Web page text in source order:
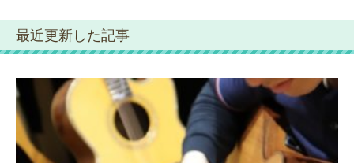
最近更新した記事